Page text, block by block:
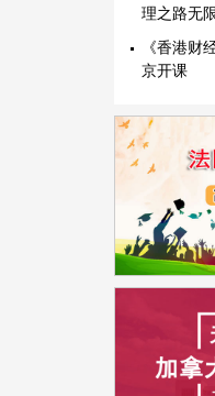
理之路无
《香港财
京开课